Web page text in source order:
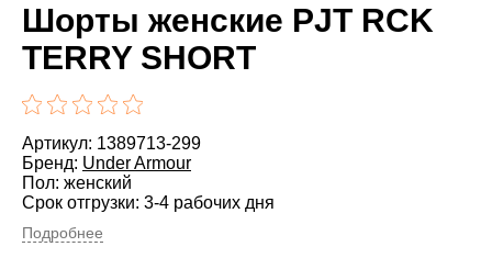
Шорты женские PJT RCK
TERRY SHORT
Артикул: 1389713-299
Бренд: Under Armour
Пол: женский
Срок отгрузки: 3-4 рабочих дня
Подробнее